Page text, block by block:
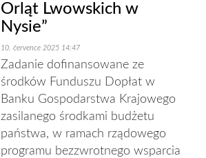
Orląt Lwowskich w
Nysie”
10. července 2025 14:47
Zadanie dofinansowane ze
środków Funduszu Dopłat w
Banku Gospodarstwa Krajowego
zasilanego środkami budżetu
państwa, w ramach rządowego
programu bezzwrotnego wsparcia